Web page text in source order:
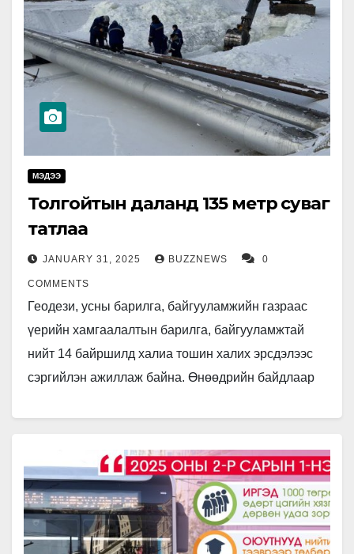
МЭДЭЭ
Толгойтын даланд 135 метр суваг
татлаа
JANUARY 31, 2025 BUZZNEWS 0
COMMENTS
Геодези, усны барилга, байгууламжийн газраас
үерийн хамгаалалтын барилга, байгууламжтай
нийт 14 байршилд халиа тошин халих эрсдэлээс
сэргийлэн ажиллаж байна. Өнөөдрийн байдлаар